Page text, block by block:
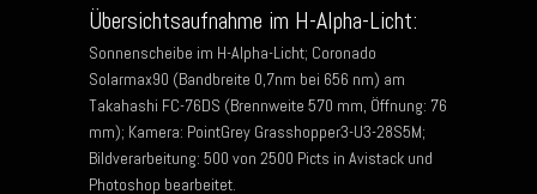
Übersichtsaufnahme im H-Alpha-Licht:
Sonnenscheibe im H-Alpha-Licht; Coronado
Solarmax90 (Bandbreite 0,7nm bei 656 nm) am
Takahashi FC-76DS (Brennweite 570 mm, Öffnung: 76
mm); Kamera: PointGrey Grasshopper3-U3-28S5M;
Bildverarbeitung: 500 von 2500 Picts in Avistack und
Photoshop bearbeitet.